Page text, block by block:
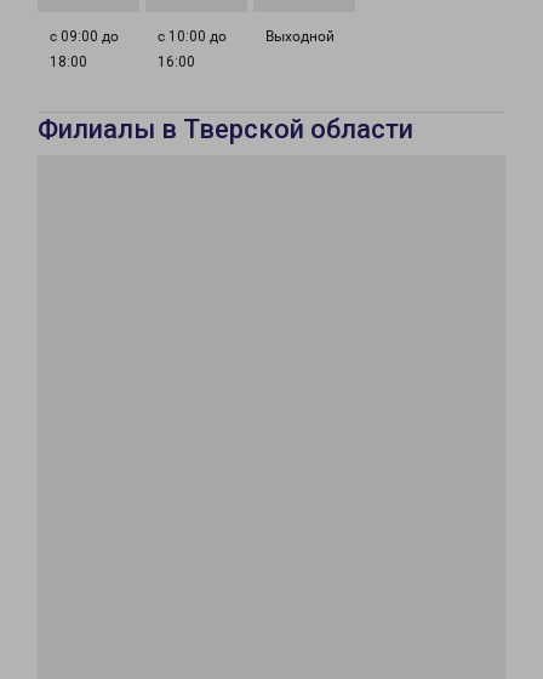
с 09:00 до
18:00
с 10:00 до
16:00
Выходной
Филиалы в Тверской области